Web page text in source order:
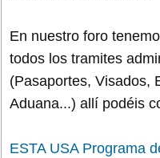
En nuestro foro
todos los tramites
(Pasaportes, Visados,
Aduana...) allí podéis
ESTA USA Programa